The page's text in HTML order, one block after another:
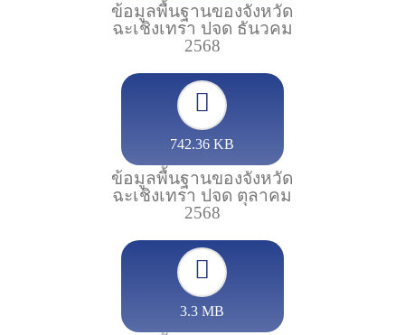
ข้อมูลพื้นฐานของจังหวัด
ฉะเชิงเทรา ปจด ธันวคม
2568
742.36 KB
ข้อมูลพื้นฐานของจังหวัด
ฉะเชิงเทรา ปจด ตุลาคม
2568
3.3 MB